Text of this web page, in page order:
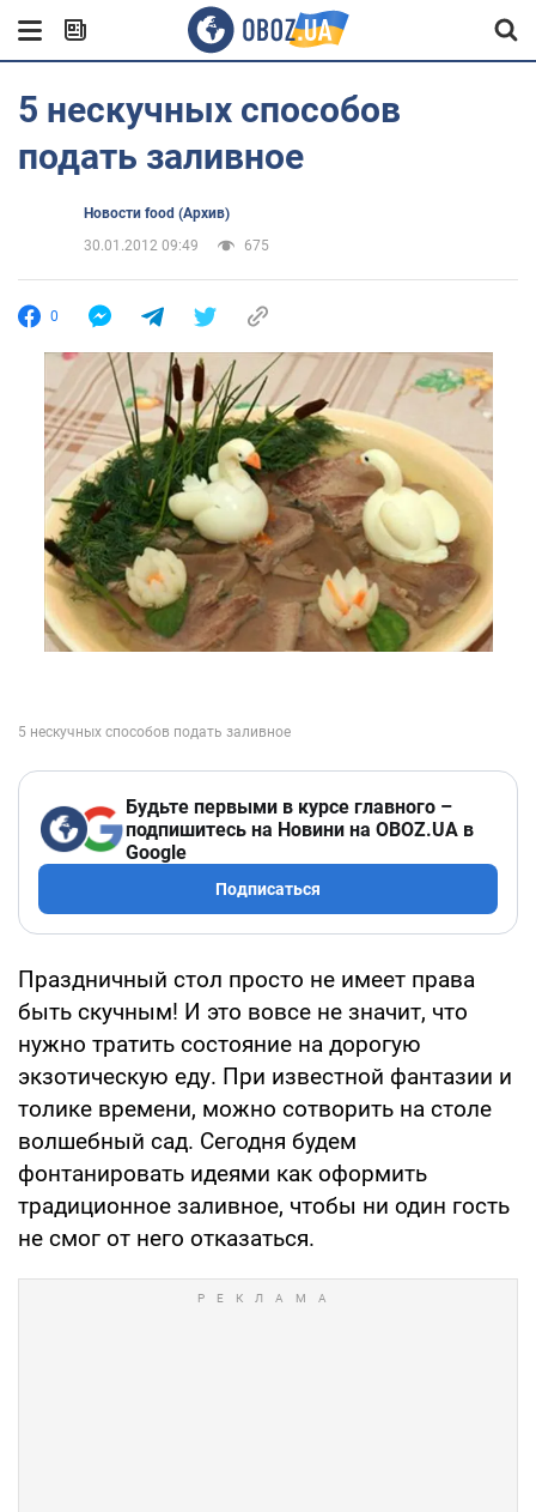
5 нескучных способов
подать заливное
Новости food (Архив)
30.01.2012 09:49
675
0
Будьте первыми в курсе главного –
подпишитесь на Новини на OBOZ.UA в
Google
Подписаться
Праздничный стол просто не имеет права
быть скучным! И это вовсе не значит, что
нужно тратить состояние на дорогую
экзотическую еду. При известной фантазии и
толике времени, можно сотворить на столе
волшебный сад. Сегодня будем
фонтанировать идеями как оформить
традиционное заливное, чтобы ни один гость
не смог от него отказаться.